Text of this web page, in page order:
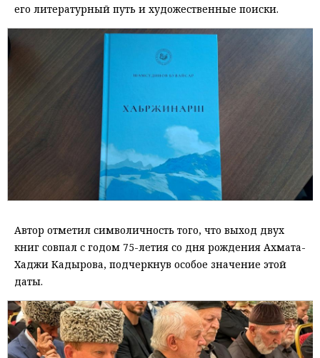
его литературный путь и художественные поиски.
Автор отметил символичность того, что выход двух
книг совпал с годом 75-летия со дня рождения Ахмата-
Хаджи Кадырова, подчеркнув особое значение этой
даты.